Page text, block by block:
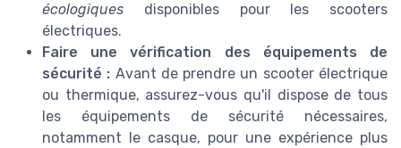
écologiques disponibles pour les scooters
électriques.
Faire une vérification des équipements de
sécurité : Avant de prendre un scooter électrique
ou thermique, assurez-vous qu'il dispose de tous
les équipements de sécurité nécessaires,
notamment le casque, pour une expérience plus